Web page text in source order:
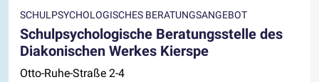
SCHULPSYCHOLOGISCHES BERATUNGSANGEBOT
Schulpsychologische Beratungsstelle des
Diakonischen Werkes Kierspe
Otto-Ruhe-Straße 2-4